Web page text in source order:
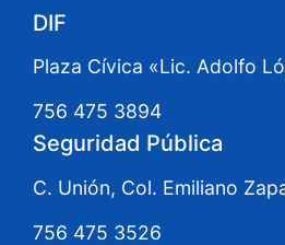
DIF
Plaza Cívica «Lic. Adolfo
756 475 3894
Seguridad Pública
C. Unión, Col. Emiliano
756 475 3526